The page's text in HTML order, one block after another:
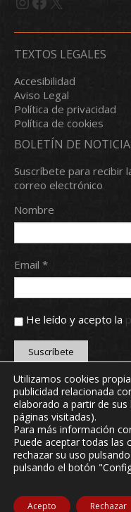
TEXTOS LEGALES
Accesibilidad
Aviso Legal
Política de privacidad
Política de cookies
BOLETÍN DE
Suscríbete para recibir
correo electrónico
Nombre
Email *
He leído y acepto la
Copyright © 2024
INICIO
Utilizamos cookies
publicidad relacionada
elaborado a partir de
páginas visitadas).
Para más información
Puede aceptar todas las
rechazar su uso
pulsando el botón
Acepto Rechazar